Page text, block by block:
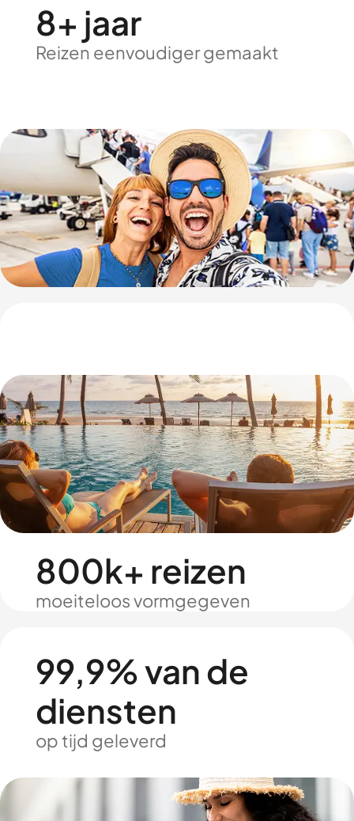
8+ jaar
Reizen eenvoudiger gemaakt
800k+ reizen
moeiteloos vormgegeven
99,9% van de
diensten
op tijd geleverd